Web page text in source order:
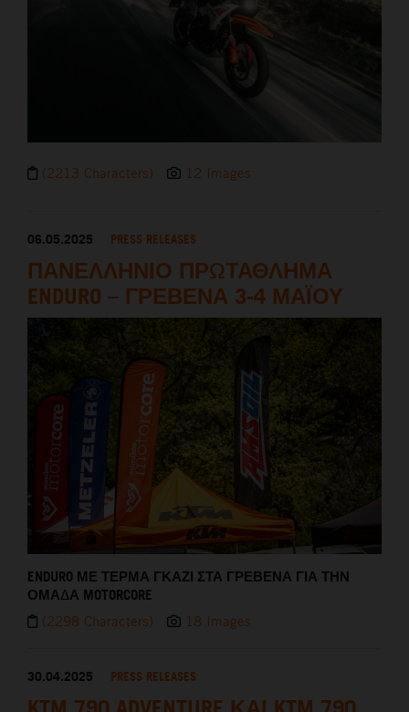
(2213 Characters) 12 Images
06.05.2025 PRESS RELEASES
ΠΑΝΕΛΛΗΝΙΟ ΠΡΩΤΑΘΛΗΜΑ
ENDURO – ΓΡΕΒΕΝΑ 3-4 ΜΑΪΟΥ
ENDURO ΜΕ ΤΕΡΜΑ ΓΚΑΖΙ ΣΤΑ ΓΡΕΒΕΝΑ ΓΙΑ ΤΗΝ
ΟΜΑΔΑ MOTORCORE
(2298 Characters)
18 Images
30.04.2025 PRESS RELEASES